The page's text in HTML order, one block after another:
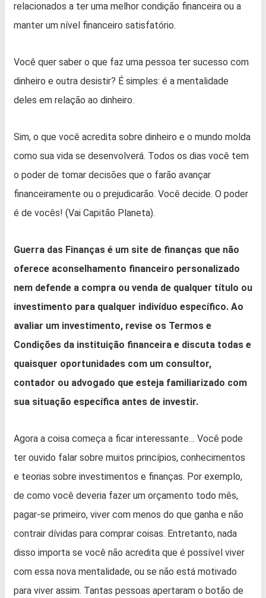
relacionados a ter uma melhor condição financeira ou a
manter um nível financeiro satisfatório.
Você quer saber o que faz uma pessoa ter sucesso com
dinheiro e outra desistir? É simples: é a mentalidade
deles em relação ao dinheiro.
Sim, o que você acredita sobre dinheiro e o mundo molda
como sua vida se desenvolverá. Todos os dias você tem
o poder de tomar decisões que o farão avançar
financeiramente ou o prejudicarão. Você decide. O poder
é de vocês! (Vai Capitão Planeta).
Guerra das Finanças é um site de finanças que não
oferece aconselhamento financeiro personalizado
nem defende a compra ou venda de qualquer título ou
investimento para qualquer indivíduo específico. Ao
avaliar um investimento, revise os Termos e
Condições da instituição financeira e discuta todas e
quaisquer oportunidades com um consultor,
contador ou advogado que esteja familiarizado com
sua situação específica antes de investir.
Agora a coisa começa a ficar interessante… Você pode
ter ouvido falar sobre muitos princípios, conhecimentos
e teorias sobre investimentos e finanças. Por exemplo,
de como você deveria fazer um orçamento todo mês,
pagar-se primeiro, viver com menos do que ganha e não
contrair dívidas para comprar coisas. Entretanto, nada
disso importa se você não acredita que é possível viver
com essa nova mentalidade, ou se não está motivado
para viver assim. Tantas pessoas apertaram o botão de